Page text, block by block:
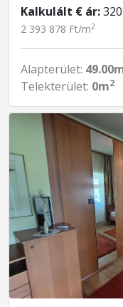
Kalkulált € ár:
2 393 878 Ft/m2
Alapterület:
Telekterület: 0m2